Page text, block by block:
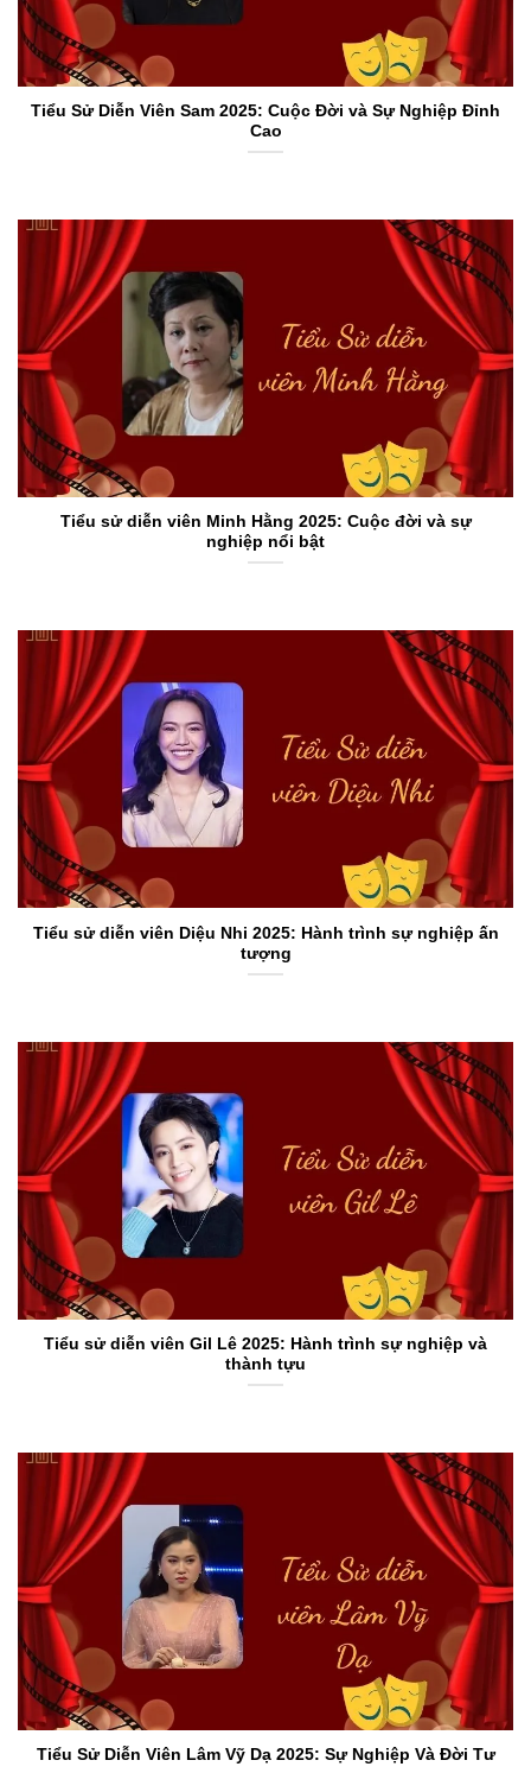
Tiểu Sử Diễn Viên Sam 2025: Cuộc Đời và Sự Nghiệp Đỉnh
Cao
Tiểu sử diễn viên Minh Hằng 2025: Cuộc đời và sự
nghiệp nổi bật
Tiểu sử diễn viên Diệu Nhi 2025: Hành trình sự nghiệp ấn
tượng
Tiểu sử diễn viên Gil Lê 2025: Hành trình sự nghiệp và
thành tựu
Tiểu Sử Diễn Viên Lâm Vỹ Dạ 2025: Sự Nghiệp Và Đời Tư